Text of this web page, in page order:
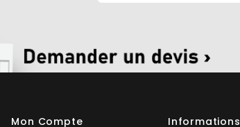
Mon Compte Informations